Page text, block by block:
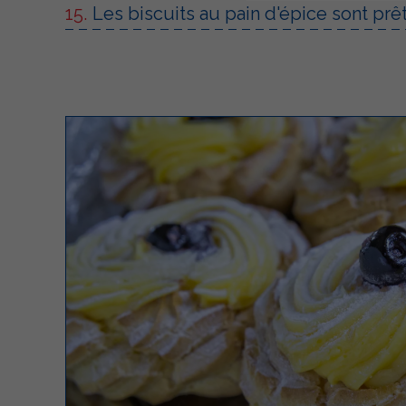
Les biscuits au pain d'épice sont